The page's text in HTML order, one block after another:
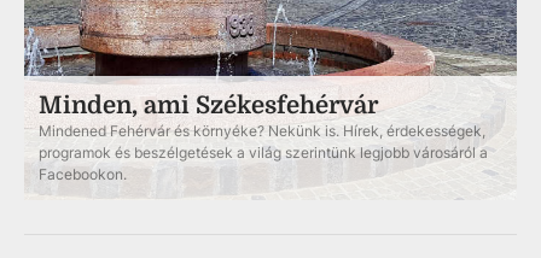
Minden, ami Székesfehérvár
Mindened Fehérvár és környéke? Nekünk is. Hírek, érdekességek,
programok és beszélgetések a világ szerintünk legjobb városáról a
Facebookon.